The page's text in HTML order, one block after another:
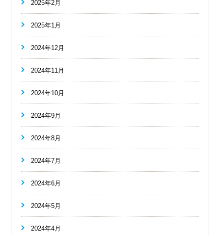
2025年2月
2025年1月
2024年12月
2024年11月
2024年10月
2024年9月
2024年8月
2024年7月
2024年6月
2024年5月
2024年4月